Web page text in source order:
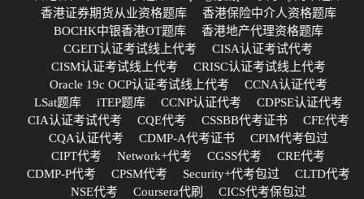
香港证券期货从业资格题库
香港保险中介人资格题库
BOCHK中银香港OT题库
香港地产代理资格题库
CGEIT认证考试线上代考
CISA认证考试代考
CISM认证考试线上代考
CRISC认证考试线上代考
Oracle 19c OCP认证考试线上代考
CCNA认证代考
LSat题库
iTEP题库 CCNP认证代考
CDPSE认证代考
CIA认证考试代考
CQE代考 CSSBB代考证书
CFE代考
CQA认证代考
CDMP-A代考证书
CPIM代考包过
CIPT代考
Network+代考 CGSS代考
CRE代考
CDMP-P代考
CPSM代考 Security+代考包过
CLTD代考
NSE代考
Coursera代刷
CICS代考保包过